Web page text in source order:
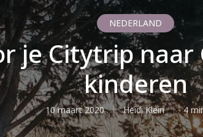
NEDERLAND
je Citytrip
kinderen
10 maart 2020 Heidi Klein 4